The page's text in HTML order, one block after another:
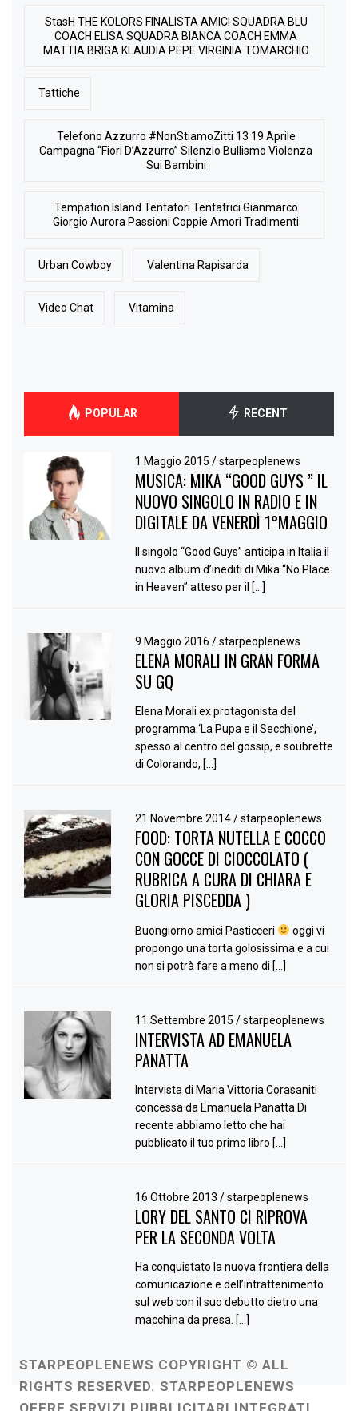
StasH THE KOLORS FINALISTA AMICI SQUADRA BLU
COACH ELISA SQUADRA BIANCA COACH EMMA
MATTIA BRIGA KLAUDIA PEPE VIRGINIA TOMARCHIO
Tattiche
Telefono Azzurro #NonStiamoZitti 13 19 Aprile
Campagna “Fiori D’Azzurro” Silenzio Bullismo Violenza
Sui Bambini
Tempation Island Tentatori Tentatrici Gianmarco
Giorgio Aurora Passioni Coppie Amori Tradimenti
Urban Cowboy Valentina Rapisarda
Video Chat Vitamina
POPULAR RECENT
1 Maggio 2015/ starpeoplenews
MUSICA: MIKA “GOOD GUYS ” IL
NUOVO SINGOLO IN RADIO E IN
DIGITALE DA VENERDÌ 1°MAGGIO
Il singolo “Good Guys” anticipa in Italia il
nuovo album d’inediti di Mika “No Place
in Heaven” atteso per il […]
9 Maggio 2016/ starpeoplenews
ELENA MORALI IN GRAN FORMA
SU GQ
Elena Morali ex protagonista del
programma ‘La Pupa e il Secchione’,
spesso al centro del gossip, e soubrette
di Colorando, […]
21 Novembre 2014/ starpeoplenews
FOOD: TORTA NUTELLA E COCCO
CON GOCCE DI CIOCCOLATO (
RUBRICA A CURA DI CHIARA E
GLORIA PISCEDDA )
Buongiorno amici Pasticceri
oggi vi
propongo una torta golosissima e a cui
non si potrà fare a meno di […]
11 Settembre 2015/ starpeoplenews
INTERVISTA AD EMANUELA
PANATTA
Intervista di Maria Vittoria Corasaniti
concessa da Emanuela Panatta Di
recente abbiamo letto che hai
pubblicato il tuo primo libro […]
16 Ottobre 2013/ starpeoplenews
LORY DEL SANTO CI RIPROVA
PER LA SECONDA VOLTA
Ha conquistato la nuova frontiera della
comunicazione e dell’intrattenimento
sul web con il suo debutto dietro una
macchina da presa. […]
STARPEOPLENEWS COPYRIGHT © ALL
RIGHTS RESERVED. STARPEOPLENEWS